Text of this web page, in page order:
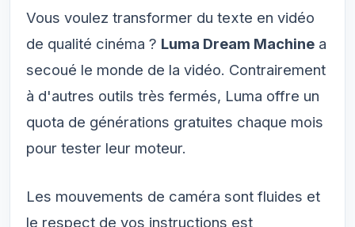
Vous voulez transformer du texte en vidéo
de qualité cinéma ? Luma Dream Machine a
secoué le monde de la vidéo. Contrairement
à d'autres outils très fermés, Luma offre un
quota de générations gratuites chaque mois
pour tester leur moteur.
Les mouvements de caméra sont fluides et
le respect de vos instructions est